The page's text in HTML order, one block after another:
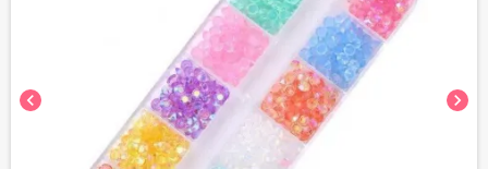
chevron_left chevron_right